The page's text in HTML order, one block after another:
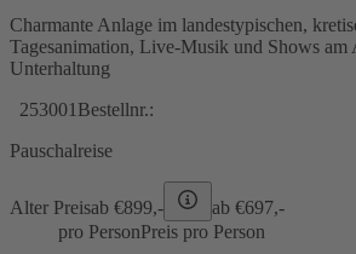
Charmante Anlage im landestypischen,
Tagesanimation, Live-Musik und Shows am
Unterhaltung
253001 Bestellnr.:
Pauschalreise
Alter Preisab €899,- ab €697,-
pro PersonPreis pro Person